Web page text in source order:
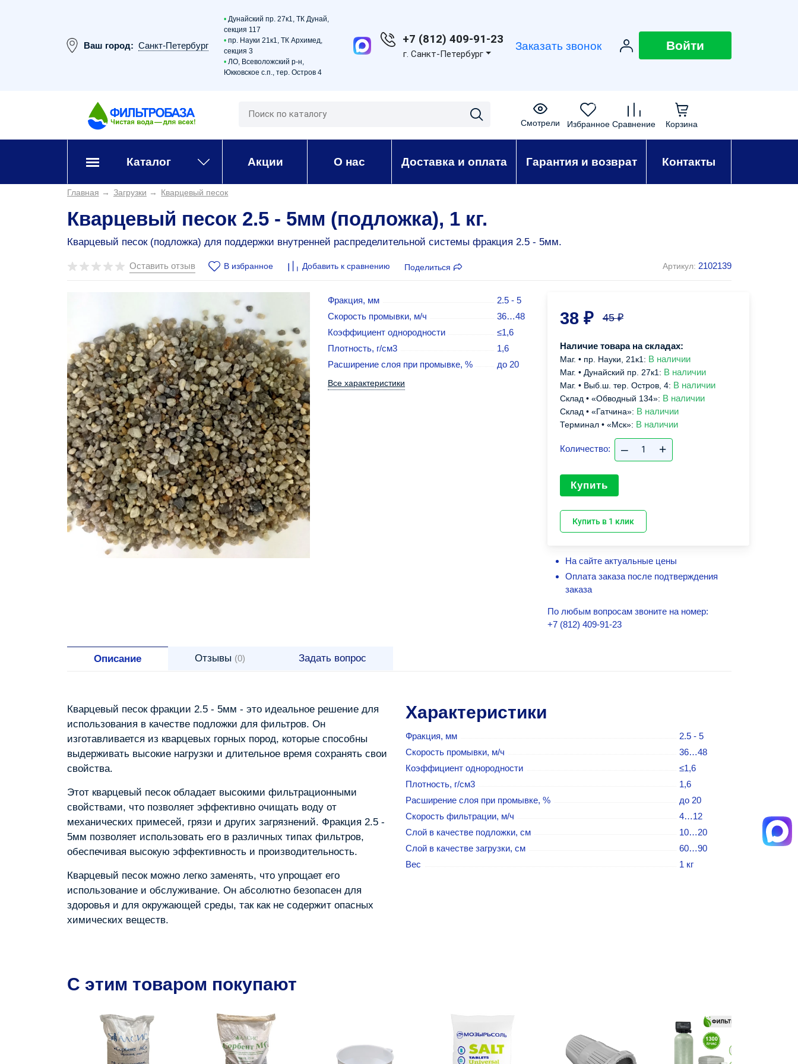
Ваш город: Санкт-Петербург
• Дунайский пр. 27к1, ТК Дунай,
секция 117
• пр. Науки 21к1, ТК Архимед,
секция 3
• ЛО, Всеволожский р-н,
Юкковское с.п., тер. Остров 4
+7 (812) 409-91-23
г. Санкт-Петербург
Заказать звонок Войти
Смотрели
0
Избранное Сравнение
0
Корзина
Каталог Акции О нас Доставка и оплата Гарантия и возврат Контакты
Главная → Загрузки → Кварцевый песок
Кварцевый песок 2.5 - 5мм (подложка), 1 кг.
Кварцевый песок (подложка) для поддержки внутренней распределительной системы фракция 2.5 - 5мм.
Оставить отзыв В избранное Добавить к сравнению Поделиться Артикул: 2102139
Фракция, мм
2.5 - 5
Скорость промывки, м/ч
36…48
Коэффициент однородности
≤1,6
Плотность, г/см3
1,6
Расширение слоя при промывке, %
до 20
Все характеристики
38 ₽ 45₽
Наличие товара на складах:
Маг. • пр. Науки, 21к1: В наличии
Маг. • Дунайский пр. 27к1: В наличии
Маг. • Выб.ш. тер. Остров, 4: В наличии
Склад • «Обводный 134»: В наличии
Склад • «Гатчина»: В наличии
Терминал • «Мск»: В наличии
Количество: – +
Купить
Купить в 1 клик
На сайте актуальные цены
Оплата заказа после подтверждения
заказа
По любым вопросам звоните на номер:
+7 (812) 409-91-23
Описание Отзывы (0) Задать вопрос
Кварцевый песок фракции 2.5 - 5мм - это идеальное решение для
использования в качестве подложки для фильтров. Он
изготавливается из кварцевых горных пород, которые способны
выдерживать высокие нагрузки и длительное время сохранять свои
свойства.
Этот кварцевый песок обладает высокими фильтрационными
свойствами, что позволяет эффективно очищать воду от
механических примесей, грязи и других загрязнений. Фракция 2.5 -
5мм позволяет использовать его в различных типах фильтров,
обеспечивая высокую эффективность и производительность.
Кварцевый песок можно легко заменять, что упрощает его
использование и обслуживание. Он абсолютно безопасен для
здоровья и для окружающей среды, так как не содержит опасных
химических веществ.
Характеристики
Фракция, мм
2.5 - 5
Скорость промывки, м/ч
36…48
Коэффициент однородности
≤1,6
Плотность, г/см3
1,6
Расширение слоя при промывке, %
до 20
Скорость фильтрации, м/ч
4…12
Слой в качестве подложки, cм
10…20
Слой в качестве загрузки, cм
60…90
Вес
1 кг
C этим товаром покупают